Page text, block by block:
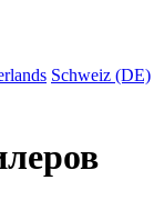
Schweiz (DE)